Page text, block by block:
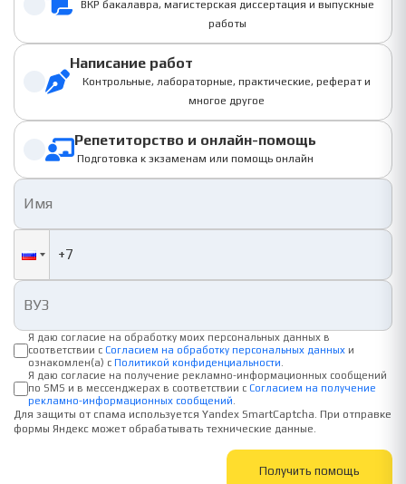
ВКР бакалавра, магистерская диссертация и выпускные
работы
Написание работ
Контрольные, лабораторные, практические, реферат и
многое другое
Репетиторство и онлайн-помощь
Подготовка к экзаменам или помощь онлайн
Я даю согласие на обработку моих персональных данных в
соответствии с Согласием на обработку персональных данных и
ознакомлен(а) с Политикой конфиденциальности
Я даю согласие на получение рекламно-информационных сообщений
по SMS и в мессенджерах в соответствии с Согласием на получение
рекламно-информационных сообщений
Для защиты от спама используется Yandex SmartCaptcha. При отправке
формы Яндекс может обрабатывать технические данные.
Получить помощь